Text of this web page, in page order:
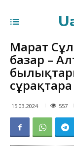
Марат
базар –
15.03.2024 557